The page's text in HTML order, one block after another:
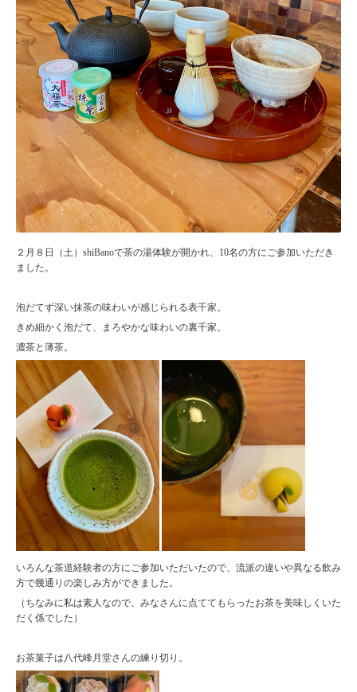
２月８日（土）shiBanoで茶の湯体験が開かれ、10名の方にご参加いただき
ました。
泡だてず深い抹茶の味わいが感じられる表千家。
きめ細かく泡だて、まろやかな味わいの裏千家。
濃茶と薄茶。
いろんな茶道経験者の方にご参加いただいたので、流派の違いや異なる飲み
方で幾通りの楽しみ方ができました。
（ちなみに私は素人なので、みなさんに点ててもらったお茶を美味しくいた
だく係でした）
お茶菓子は八代峰月堂さんの練り切り。